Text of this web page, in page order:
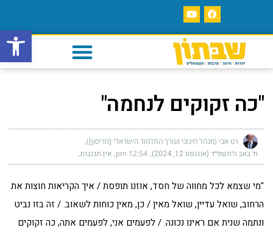
פתח
"כה זקוקים לנחמה"
רט אבי (מנהל חינוכי ועורך התלמוד הישראלי [מדיסון])
ח׳ באב ה׳תשפ״ד (אוגוסט 12, 2024) 12:54 pm אין תגובות
"מי שצמא לכל מחווה של חסד, אוזנו תופסת / איך הקריאות חוצות את
הרחוב, שואל עדיין, שואל מאין / כן, מאין כוחות לשאוב. / זה בזו נביט
ונתמה שנית אם ראינו נכונה. / לפעמים אני, לפעמים אתה, כה זקוקים